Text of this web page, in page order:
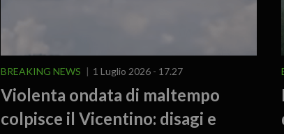
BREAKING NEWS 1 Luglio 2026 - 17.27
Violenta ondata di maltempo
colpisce il Vicentino: disagi e